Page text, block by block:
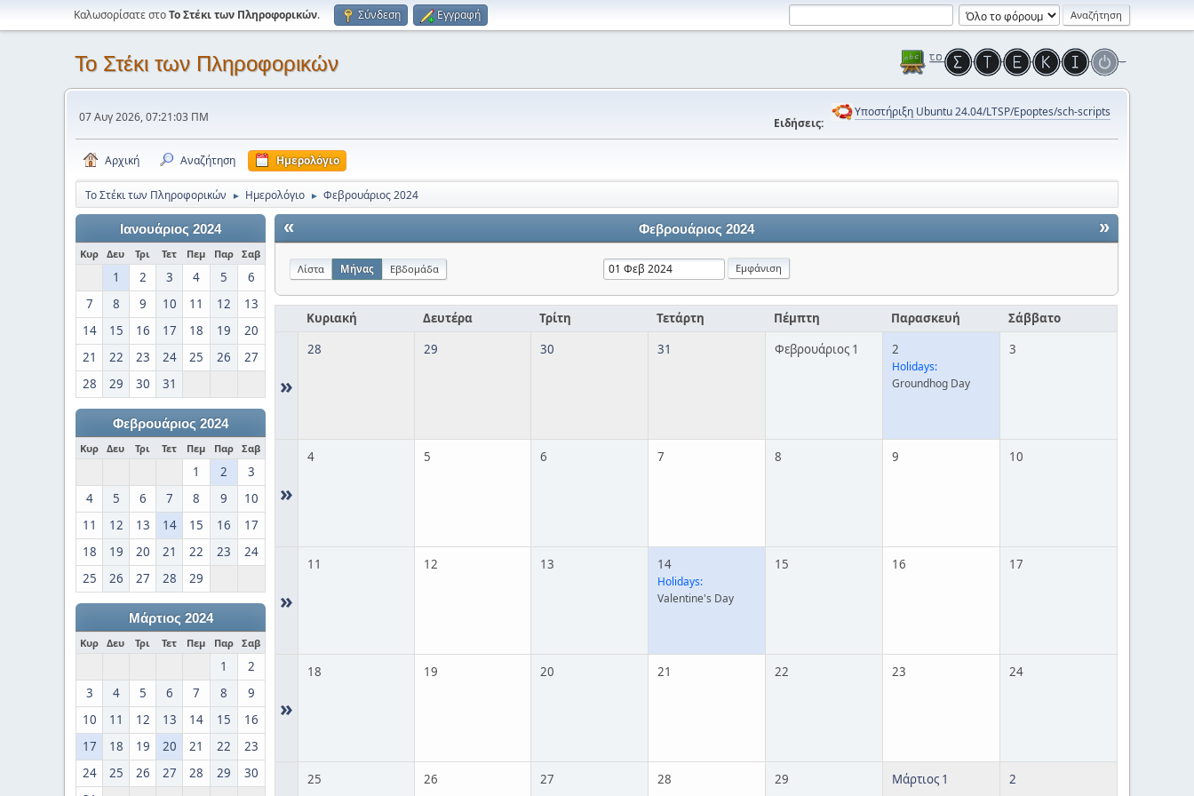
Καλωσορίσατε στοΤο Στέκι των Πληροφορικών. Σύνδεση Εγγραφή
Το Στέκι των Πληροφορικών
07 Αυγ 2026, 07:21:03 ΠΜ Ειδήσεις:
Υποστήριξη Ubuntu 24.04/LTSP/Epoptes/sch-scripts
Αρχική Αναζήτηση Ημερολόγιο
Το Στέκι των Πληροφορικών ► Ημερολόγιο ► Φεβρουάριος 2024
Ιανουάριος 2024
Κυρ Δευ Τρι Τετ Πεμ Παρ Σαβ
1 2 3 4 5
6
7
8 9 10 11 12
13
14
15 16 17 18 19
20
21
22 23 24 25 26
27
28
29 30 31
Φεβρουάριος 2024
Κυρ Δευ Τρι Τετ Πεμ Παρ Σαβ
1 2
3
4
5 6 7 8 9
10
11
12 13 14 15 16
17
18
19 20 21 22 23
24
25
26 27 28 29
Μάρτιος 2024
Κυρ Δευ Τρι Τετ Πεμ Παρ Σαβ
1
2
3
4 5 6 7 8
9
10
11 12 13 14 15
16
17
18 19 20 21 22
23
24
25 26 27 28 29
30
« »
Φεβρουάριος 2024
Λίστα Μήνας Εβδομάδα
Κυριακή Δευτέρα Τρίτη Τετάρτη Πέμπτη Παρασκευή Σάββατο
»
28 29 30 31 Φεβρουάριος 1 2
Holidays:
Groundhog Day
3
»
4 5 6 7 8 9 10
»
11 12 13 14
Holidays:
Valentine's Day
15 16 17
»
18 19 20 21 22 23 24
25 26 27 28 29 Μάρτιος 1 2